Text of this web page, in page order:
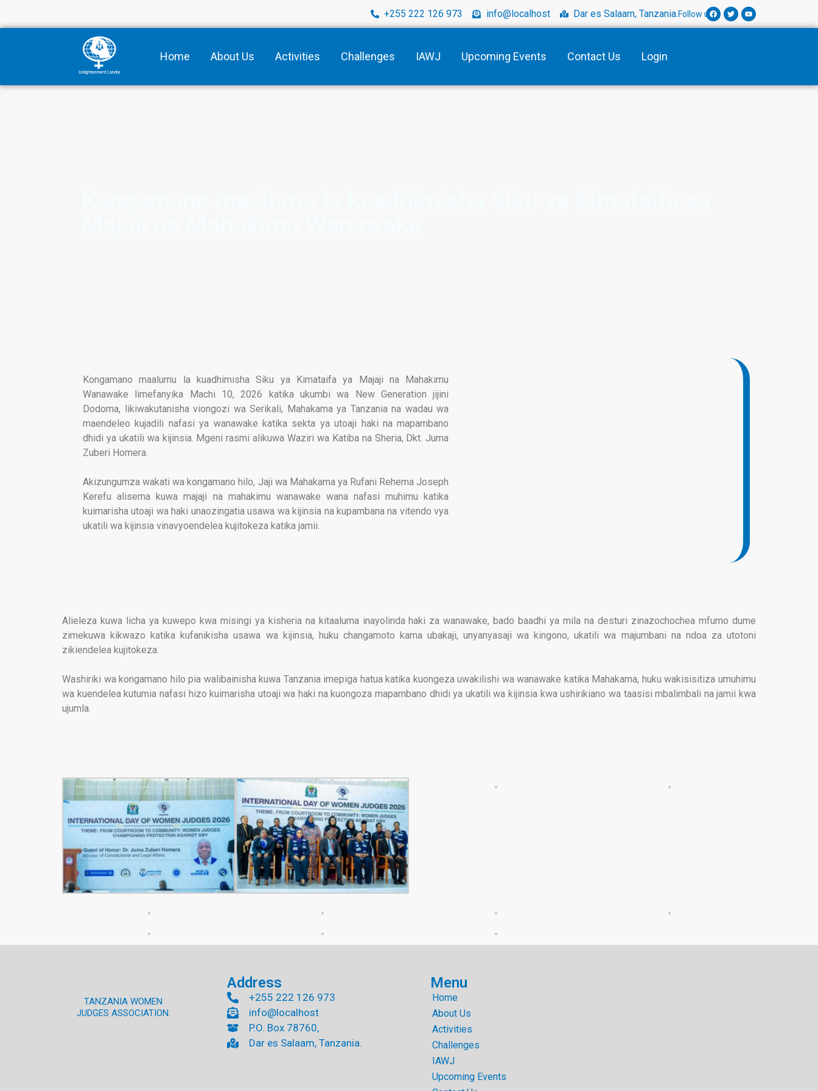
+255 222 126 973 info@localhost Dar es Salaam, Tanzania.Follow us:
Home About Us Activities Challenges IAWJ Upcoming Events Contact Us Login
Kongamano maalumu la kuadhimisha Siku ya Kimataifa ya Majaji na Mahakimu
Wanawake limefanyika Machi 10, 2026 katika ukumbi wa New Generation jijini
Dodoma, likiwakutanisha viongozi wa Serikali, Mahakama ya Tanzania na wadau wa
maendeleo kujadili nafasi ya wanawake katika sekta ya utoaji haki na mapambano
dhidi ya ukatili wa kijinsia. Mgeni rasmi alikuwa Waziri wa Katiba na Sheria, Dkt. Juma
Zuberi Homera.
Akizungumza wakati wa kongamano hilo, Jaji wa Mahakama ya Rufani Rehema Joseph
Kerefu alisema kuwa majaji na mahakimu wanawake wana nafasi muhimu katika
kuimarisha utoaji wa haki unaozingatia usawa wa kijinsia na kupambana na vitendo vya
ukatili wa kijinsia vinavyoendelea kujitokeza katika jamii.
Alieleza kuwa licha ya kuwepo kwa misingi ya kisheria na kitaaluma inayolinda haki za wanawake, bado baadhi ya mila na desturi zinazochochea mfumo dume
zimekuwa kikwazo katika kufanikisha usawa wa kijinsia, huku changamoto kama ubakaji, unyanyasaji wa kingono, ukatili wa majumbani na ndoa za utotoni
zikiendelea kujitokeza.
Washiriki wa kongamano hilo pia walibainisha kuwa Tanzania imepiga hatua katika kuongeza uwakilishi wa wanawake katika Mahakama, huku wakisisitiza umuhimu
wa kuendelea kutumia nafasi hizo kuimarisha utoaji wa haki na kuongoza mapambano dhidi ya ukatili wa kijinsia kwa ushirikiano wa taasisi mbalimbali na jamii kwa
ujumla.
TANZANIA WOMEN
JUDGES ASSOCIATION.
Address
+255 222 126 973
info@localhost
P.O. Box 78760,
Dar es Salaam, Tanzania.
Menu
Home
About Us
Activities
Challenges
IAWJ
Upcoming Events